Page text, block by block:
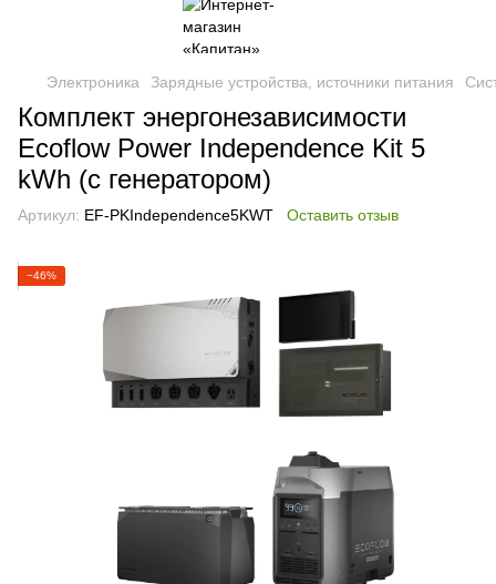
Электроника Зарядные устройства, источники питания
Комплект энергонезависимости
Ecoflow Power Independence Kit 5
kWh (с генератором)
Артикул: EF-PKIndependence5KWT Оставить отзыв
−46%